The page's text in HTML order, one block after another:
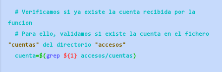
# Verificamos si ya existe la cuenta recibida por la
funcion
"cuentas" del directorio "accesos"
cuenta=$(grep ${1} accesos/cuentas )